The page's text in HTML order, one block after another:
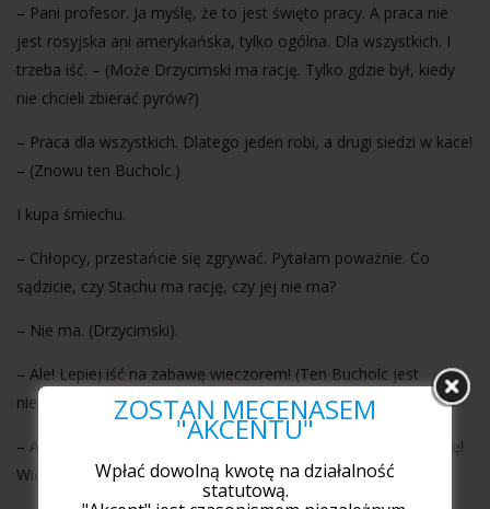
– Pani profesor. Ja myślę, że to jest święto pracy. A praca nie
jest rosyjska ani amerykańska, tylko ogólna. Dla wszystkich. I
trzeba iść. – (Może Drzycimski ma rację. Tylko gdzie był, kiedy
nie chcieli zbierać pyrów?)
– Praca dla wszystkich. Dlatego jeden robi, a drugi siedzi w kace!
– (Znowu ten Bucholc.)
I kupa śmiechu.
– Chłopcy, przestańcie się zgrywać. Pytałam poważnie. Co
sądzicie, czy Stachu ma rację, czy jej nie ma?
– Nie ma. (Drzycimski).
– Ale! Lepiej iść na zabawę wieczorem! (Ten Bucholc jest
niemożliwy.)
– A w Ciepłowni, jak ktoś nie pójdzie, to mogą odebrać premię!
Więc lepiej – (Roszek nam się odezwał!) – iść, bo po co.
ZOSTAŃ MECENASEM
"AKCENTU"
Wpłać dowolną kwotę na działalność
statutową.